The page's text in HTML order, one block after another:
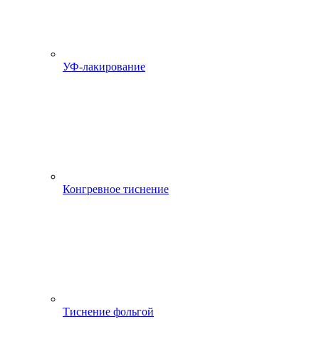
УФ-лакирование
Конгревное тиснение
Тиснение фольгой